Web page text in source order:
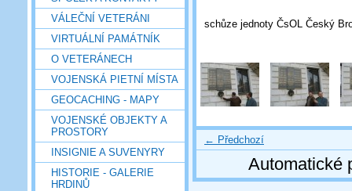
VÁLEČNÍ VETERÁNI
VIRTUÁLNÍ PAMÁTNÍK
O VETERÁNECH
VOJENSKÁ PIETNÍ MÍSTA
GEOCACHING - MAPY
VOJENSKÉ OBJEKTY A
PROSTORY
INSIGNIE A SUVENYRY
HISTORIE - GALERIE
HRDINŮ
schůze jednoty ČsOL Český
← Předchozí
Automatické